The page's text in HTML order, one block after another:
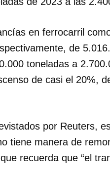
en ferrocarril
de
toneladas a
de casi el 20%,
por Reuters,
tiene manera de
recuerda que “el